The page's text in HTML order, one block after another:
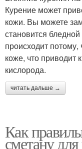
Курение может
кожи. Вы можете
становится
происходит потому,
коже, что приводит
кислорода.
читать дальше →
Как
сметану